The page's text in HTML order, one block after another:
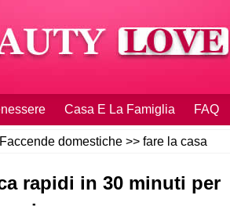
Casa E La Famiglia FAQ
Faccende domestiche >> fare la casa
rapidi in 30 minuti per